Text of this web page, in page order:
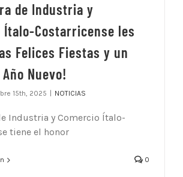
de Industria y
Ítalo-Costarricense les
Felices Fiestas y un
Nuevo!
15th, 2025 NOTICIAS
Industria y Comercio Ítalo-
tiene el honor
0